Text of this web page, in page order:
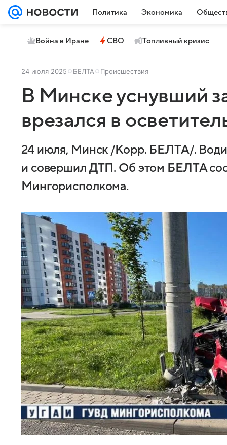
Политика Экономика
Война в Иране СВО Топливный кризис
24 июля 2025 БЕЛТА Происшествия
В Минске уснувший
врезался в
24 июля, Минск /Корр. БЕЛТА/.
и совершил ДТП. Об этом БЕЛТА
Мингорисполкома.